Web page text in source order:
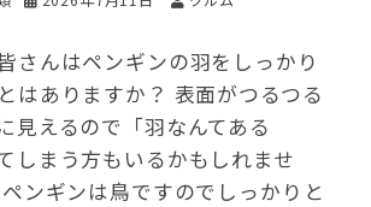
さんはペンギンの羽をしっかり
はありますか？ 表面がつるつる
見えるので「羽なんてある
しまう方もいるかもしれませ
ンギンは鳥ですのでしっかりと